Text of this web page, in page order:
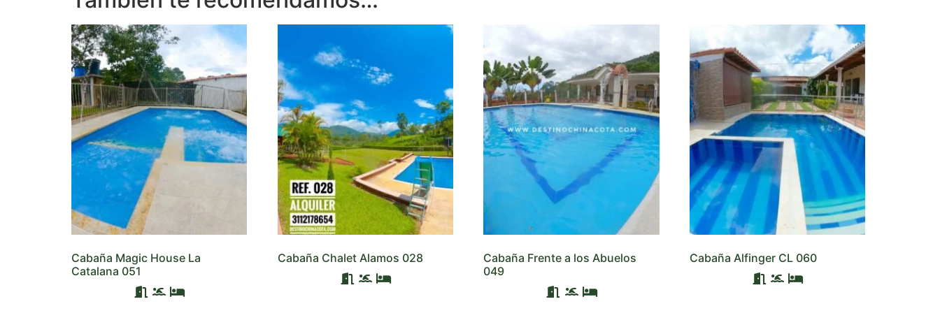
Cabaña Magic House La
Catalana 051
Cabaña Chalet Alamos 028
Cabaña Frente a los Abuelos
049
Cabaña Alfinger CL 060